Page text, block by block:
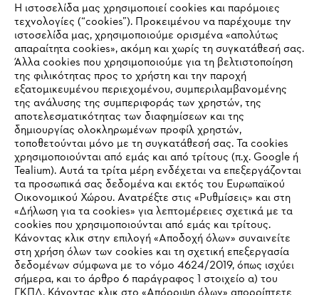
#STIHL
Εταιρεία
STIHL Συχνές ερωτήσεις
Service
IHR BROWSER WIRD NICHT
Η ιστοσελίδα μας χρησιμοποιεί cookies και παρόμοιες
τεχνολογίες (“cookies”). Προκειμένου να παρέχουμε την
ιστοσελίδα μας, χρησιμοποιούμε ορισμένα «απολύτως
απαραίτητα cookies», ακόμη και χωρίς τη συγκατάθεσή σας.
Άλλα cookies που χρησιμοποιούμε για τη βελτιστοποίηση
της φιλικότητας προς το χρήστη και την παροχή
εξατομικευμένου περιεχομένου, συμπεριλαμβανομένης
της ανάλυσης της συμπεριφοράς των χρηστών, της
αποτελεσματικότητας των διαφημίσεων και της
δημιουργίας ολοκληρωμένων προφίλ χρηστών,
τοποθετούνται μόνο με τη συγκατάθεσή σας. Τα cookies
χρησιμοποιούνται από εμάς και από τρίτους (π.χ. Google ή
Tealium). Αυτά τα τρίτα μέρη ενδέχεται να επεξεργάζονται
τα προσωπικά σας δεδομένα και εκτός του Ευρωπαϊκού
Οικονομικού Χώρου. Ανατρέξτε στις «Ρυθμίσεις» και στη
«Δήλωση για τα cookies» για λεπτομέρειες σχετικά με τα
cookies που χρησιμοποιούνται από εμάς και τρίτους.
Κάνοντας κλικ στην επιλογή «Αποδοχή όλων» συναινείτε
στη χρήση όλων των cookies και τη σχετική επεξεργασία
δεδομένων σύμφωνα με το νόμο 4624/2019, όπως ισχύει
σήμερα, και το άρθρο 6 παράγραφος 1 στοιχείο α) του